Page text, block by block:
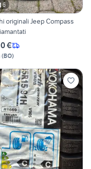
6
originali Jeep Compass
€
(BO)